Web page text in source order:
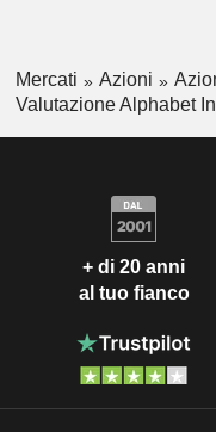
Mercati Azioni
Valutazione Alphabet
+ di 20 anni
al tuo fianco